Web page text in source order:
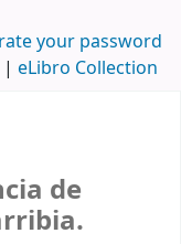
your password
| eLibro Collection
de